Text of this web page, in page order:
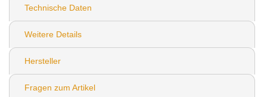
Technische Daten
Weitere Details
Hersteller
Fragen zum Artikel